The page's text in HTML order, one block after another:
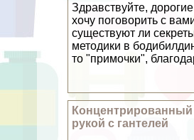
Здравствуйте,
хочу поговорить с
существуют ли
методики в
то "примочки",
рукой c гантелей